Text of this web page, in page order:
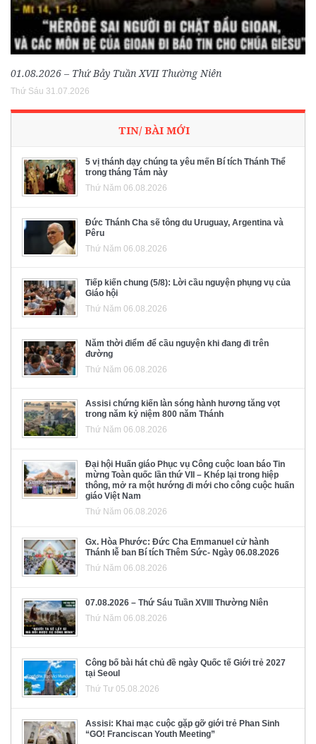
01.08.2026 – Thứ Bảy Tuần XVII Thường Niên
Thứ Sáu 31.07.2026
TIN/ BÀI MỚI
5 vị thánh dạy chúng ta yêu mến Bí tích Thánh Thể
trong tháng Tám này
Thứ Năm 06.08.2026
Đức Thánh Cha sẽ tông du Uruguay, Argentina và
Pêru
Thứ Năm 06.08.2026
Tiếp kiến chung (5/8): Lời cầu nguyện phụng vụ của
Giáo hội
Thứ Năm 06.08.2026
Năm thời điểm để cầu nguyện khi đang đi trên
đường
Thứ Năm 06.08.2026
Assisi chứng kiến làn sóng hành hương tăng vọt
trong năm kỷ niệm 800 năm Thánh
Thứ Năm 06.08.2026
Đại hội Huấn giáo Phục vụ Công cuộc loan báo Tin
mừng Toàn quốc lần thứ VII – Khép lại trong hiệp
thông, mở ra một hướng đi mới cho công cuộc huấn
giáo Việt Nam
Thứ Năm 06.08.2026
Gx. Hòa Phước: Đức Cha Emmanuel cử hành
Thánh lễ ban Bí tích Thêm Sức- Ngày 06.08.2026
Thứ Năm 06.08.2026
07.08.2026 – Thứ Sáu Tuần XVIII Thường Niên
Thứ Năm 06.08.2026
Công bố bài hát chủ đề ngày Quốc tế Giới trẻ 2027
tại Seoul
Thứ Tư 05.08.2026
Assisi: Khai mạc cuộc gặp gỡ giới trẻ Phan Sinh
“GO! Franciscan Youth Meeting”